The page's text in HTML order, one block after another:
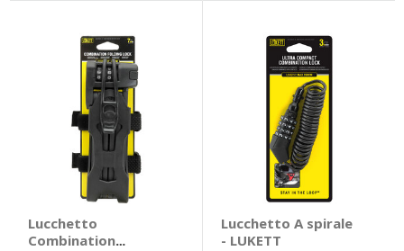
Lucchetto
Combination
Lucchetto A spirale
- LUKETT